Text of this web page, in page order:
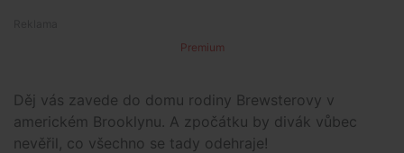
Premium
Děj vás zavede do domu rodiny Brewsterovy v
americkém Brooklynu. A zpočátku by divák vůbec
nevěřil, co všechno se tady odehraje!